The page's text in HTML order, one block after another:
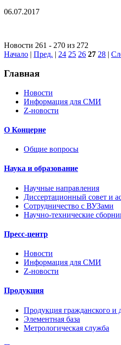
06.07.2017
Новости 261 - 270 из 272
Начало | Пред. | 24 25 26 27 28 |
Главная
Новости
Информация для СМИ
Z-новости
О Концерне
Общие вопросы
Наука и образование
Научные направления
Диссертационный совет и
Сотрудничество с ВУЗами
Научно-технические
Пресс-центр
Новости
Информация для СМИ
Z-новости
Продукция
Продукция гражданского и
Элементная база
Метрологическая служба